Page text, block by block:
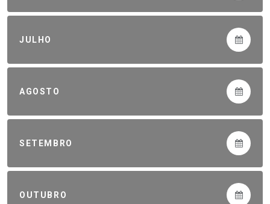
JULHO
AGOSTO
SETEMBRO
OUTUBRO